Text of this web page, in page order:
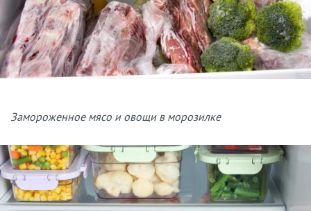
Замороженное мясо и овощи в морозилке